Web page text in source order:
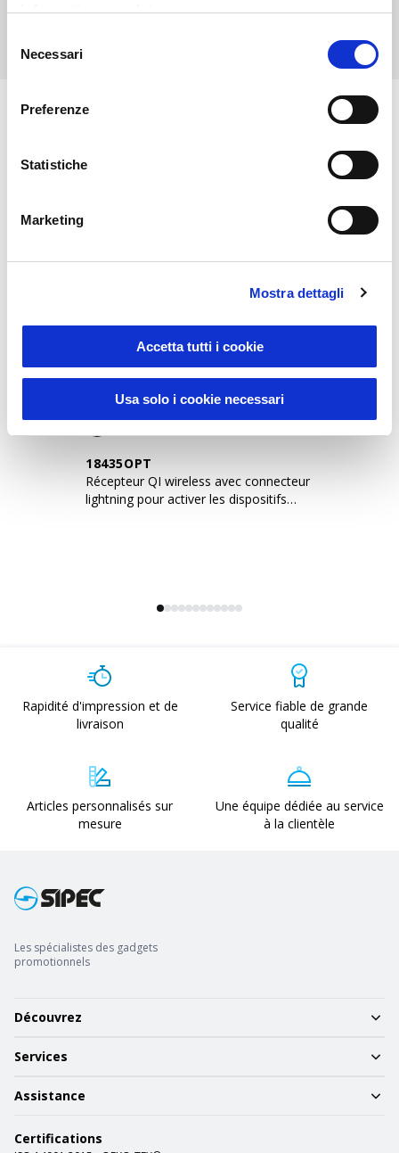
informativa completa
delNecessari
Preferenze
Statistiche
Marketing
Mostra dettagli
Accetta tutti i cookie
Usa solo i cookie necessari
Vous pourriez également être
Promo Technologie
18435OPT
Récepteur QI wireless avec connecteur
lightning pour activer les dispositifs
Rapidité d'impression et de
livraison
Service fiable de grande
qualité
Articles personnalisés sur
mesure
Une équipe dédiée au service
à la clientèle
Les spécialistes des gadgets
promotionnels
Découvrez
Services
Assistance
Certifications